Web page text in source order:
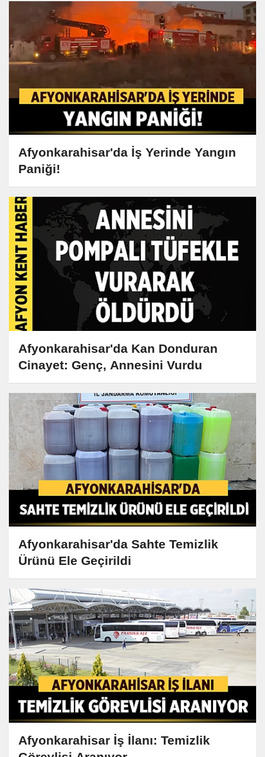
Afyonkarahisar'da İş Yerinde Yangın
Paniği!
Afyonkarahisar'da Kan Donduran
Cinayet: Genç, Annesini Vurdu
Afyonkarahisar'da Sahte Temizlik
Ürünü Ele Geçirildi
Afyonkarahisar İş İlanı: Temizlik